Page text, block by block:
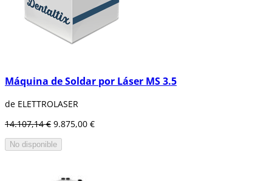
Máquina de Soldar por Láser MS 3.5
de ELETTROLASER
14.107,14 € 9.875,00 €
No disponible